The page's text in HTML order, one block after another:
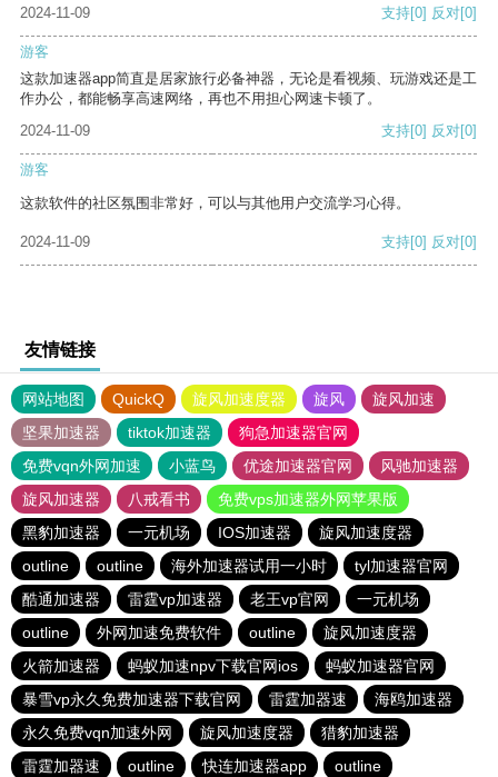
2024-11-09 支持[0] 反对[0]
游客
这款加速器app简直是居家旅行必备神器，无论是看视频、玩游戏还是工
作办公，都能畅享高速网络，再也不用担心网速卡顿了。
2024-11-09
支持[0] 反对[0]
游客
这款软件的社区氛围非常好，可以与其他用户交流学习心得。
2024-11-09 支持[0] 反对[0]
友情链接
网站地图 QuickQ 旋风加速度器 旋风
旋风加速
坚果加速器
tiktok加速器
狗急加速器官网
免费vqn外网加速
小蓝鸟 优途加速器官网
风驰加速器
旋风加速器
八戒看书
免费vps加速器外网苹果版
黑豹加速器
一元机场 IOS加速器
旋风加速度器
outline
outline 海外加速器试用一小时
tyl加速器官网
酷通加速器
雷霆vp加速器 老王vp官网
一元机场
outline
外网加速免费软件 outline
旋风加速度器
火箭加速器
蚂蚁加速npv下载官网ios
蚂蚁加速器官网
暴雪vp永久免费加速器下载官网
雷霆加器速
海鸥加速器
永久免费vqn加速外网
旋风加速度器
猎豹加速器
雷霆加器速
outline 快连加速器app outline